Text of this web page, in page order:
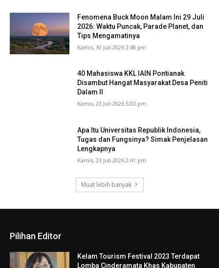
Fenomena Buck Moon Malam Ini 29 Juli
2026: Waktu Puncak, Parade Planet, dan
Tips Mengamatinya
Kamis, 30 Juli 2026 2:48 pm
40 Mahasiswa KKL IAIN Pontianak
Disambut Hangat Masyarakat Desa Peniti
Dalam II
Kamis, 23 Juli 2026 5:02 pm
Apa Itu Universitas Republik Indonesia,
Tugas dan Fungsinya? Simak Penjelasan
Lengkapnya
Kamis, 23 Juli 2026 2:41 pm
Muat lebih banyak
Pilihan Editor
Kelam Tourism Festival 2023 Terdapat
Lomba Cinderamata Khas Kabupaten